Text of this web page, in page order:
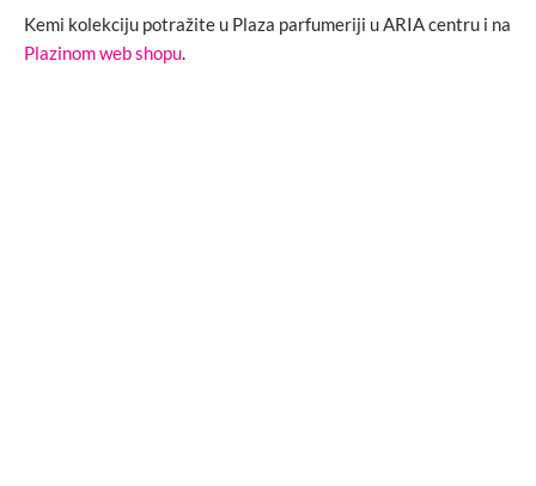
Kemi kolekciju potražite u Plaza parfumeriji u ARIA centru i na
Plazinom web shopu.